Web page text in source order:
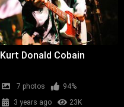
Kurt Donald Cobain
7 photos
94%
3 years ago
23K